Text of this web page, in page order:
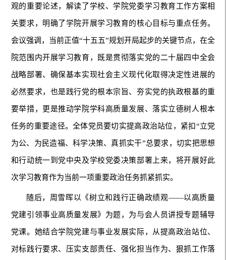
观的重要论述，解读了学校、学院党委学习教育工作方案相
关要求，明确了学院开展学习教育的核心目标与重点任务。
会议强调，当前正值“十五五”规划开局起步的关键节点，在全
院范围内开展学习教育，既是贯彻落实党的二十届四中全会
战略部署、确保基本实现社会主义现代化取得决定性进展的
必然要求，也是践行党的根本宗旨、夯实党的执政根基的重
要举措，更是推动学院学科高质量发展、落实立德树人根本
任务的重要途径。全体党员要切实提高政治站位，紧扣“立党
为公、为民造福、科学决策、真抓实干”总要求，切实把思想
和行动统一到党中央及学校党委决策部署上来，将开展好此
次学习教育作为当前一项重要政治任务抓紧抓实。
随后，周雪晖以《树立和践行正确政绩观——以高质量
党建引领事业高质量发展》为题，为与会人员讲授专题辅导
党课。她结合学院党建与事业发展实际，从提高政治站位、
对标践行要求、压实支部责任、强化担当作为、狠抓工作落